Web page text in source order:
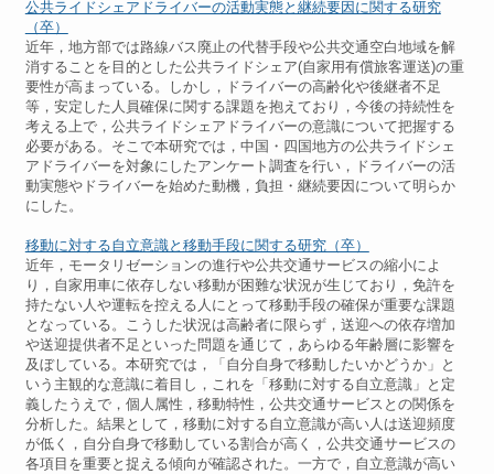
公共ライドシェアドライバーの活動実態と継続要因に関する研究
（卒）
近年，地方部では路線バス廃止の代替手段や公共交通空白地域を解
消することを目的とした公共ライドシェア(自家用有償旅客運送)の重
要性が高まっている。しかし，ドライバーの高齢化や後継者不足
等，安定した人員確保に関する課題を抱えており，今後の持続性を
考える上で，公共ライドシェアドライバーの意識について把握する
必要がある。そこで本研究では，中国・四国地方の公共ライドシェ
アドライバーを対象にしたアンケート調査を行い，ドライバーの活
動実態やドライバーを始めた動機，負担・継続要因について明らか
にした。
移動に対する自立意識と移動手段に関する研究（卒）
近年，モータリゼーションの進行や公共交通サービスの縮小によ
り，自家用車に依存しない移動が困難な状況が生じており，免許を
持たない人や運転を控える人にとって移動手段の確保が重要な課題
となっている。こうした状況は高齢者に限らず，送迎への依存増加
や送迎提供者不足といった問題を通じて，あらゆる年齢層に影響を
及ぼしている。本研究では，「自分自身で移動したいかどうか」と
いう主観的な意識に着目し，これを「移動に対する自立意識」と定
義したうえで，個人属性，移動特性，公共交通サービスとの関係を
分析した。結果として，移動に対する自立意識が高い人は送迎頻度
が低く，自分自身で移動している割合が高く，公共交通サービスの
各項目を重要と捉える傾向が確認された。一方で，自立意識が高い